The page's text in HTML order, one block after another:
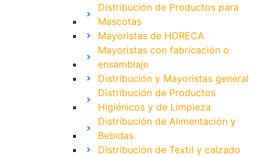
Distribución de Productos para
Mascotas
Mayoristas de HORECA
Mayoristas con fabricación o
ensamblaje
Distribución y Mayoristas general
Distribución de Productos
Higiénicos y de Limpieza
Distribución de Alimentación y
Bebidas
Distribución de Textil y calzado